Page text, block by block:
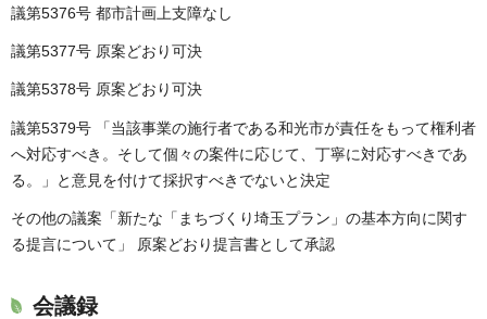
議第5376号 都市計画上支障なし
議第5377号 原案どおり可決
議第5378号 原案どおり可決
議第5379号 「当該事業の施行者である和光市が責任をもって権利者
へ対応すべき。そして個々の案件に応じて、丁寧に対応すべきであ
る。」と意見を付けて採択すべきでないと決定
その他の議案「新たな「まちづくり埼玉プラン」の基本方向に関す
る提言について」 原案どおり提言書として承認
会議録